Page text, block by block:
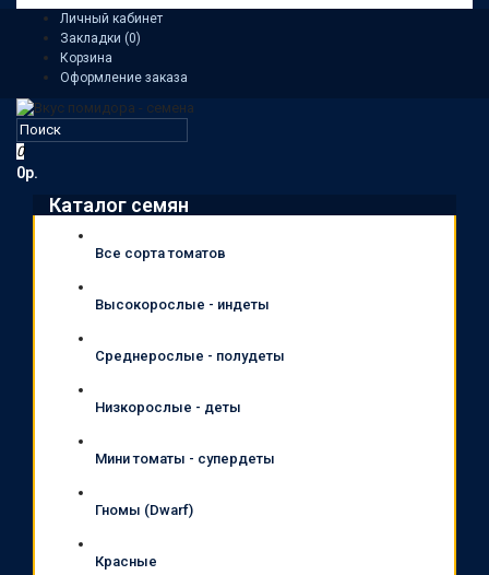
Личный кабинет
Закладки (0)
Корзина
Оформление заказа
0
0р.
Каталог семян
Все сорта томатов
Высокорослые - индеты
Среднерослые - полудеты
Низкорослые - деты
Мини томаты - супердеты
Гномы (Dwarf)
Красные